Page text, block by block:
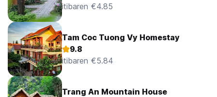
itibaren €4.85
Tam Coc Tuong Vy Homestay
9.8
itibaren €5.84
Trang An Mountain House